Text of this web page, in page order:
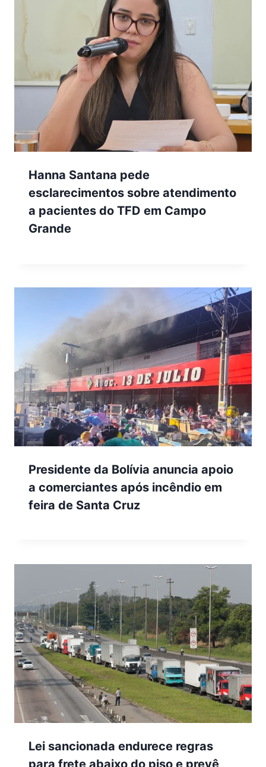
Hanna Santana pede
esclarecimentos sobre atendimento
a pacientes do TFD em Campo
Grande
Presidente da Bolívia anuncia apoio
a comerciantes após incêndio em
feira de Santa Cruz
Lei sancionada endurece regras
para frete abaixo do piso e prevê